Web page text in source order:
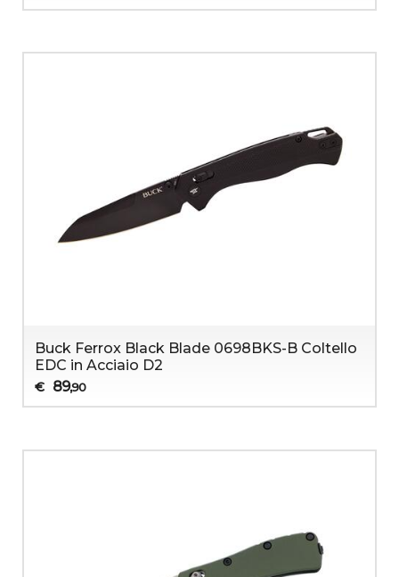
Buck Ferrox Black Blade 0698BKS-B Coltello
EDC in Acciaio D2
€ 89,90